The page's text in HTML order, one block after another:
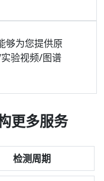
够为您提供原
验视频/图谱
更多服务
检测周期